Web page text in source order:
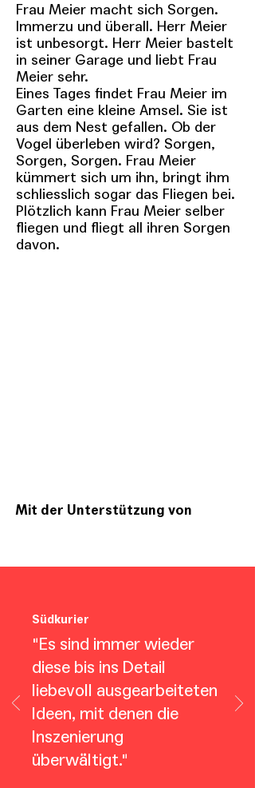
Frau Meier macht sich Sorgen.
Immerzu und überall. Herr Meier
ist unbesorgt. Herr Meier bastelt
in seiner Garage und liebt Frau
Meier sehr.
Eines Tages findet Frau Meier im
Garten eine kleine Amsel. Sie ist
aus dem Nest gefallen. Ob der
Vogel überleben wird? Sorgen,
Sorgen, Sorgen. Frau Meier
kümmert sich um ihn, bringt ihm
schliesslich sogar das Fliegen bei.
Plötzlich kann Frau Meier selber
fliegen und fliegt all ihren Sorgen
davon.
Mit der Unterstützung von
Südkurier
"Es sind immer wieder
diese bis ins Detail
liebevoll ausgearbeiteten
Ideen, mit denen die
Inszenierung
überwältigt."